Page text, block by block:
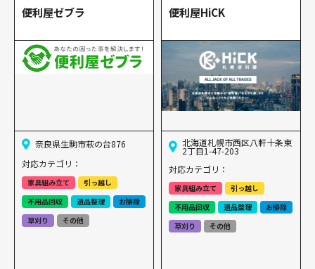
便利屋ゼブラ
奈良県生駒市萩の台876
対応カテゴリ：
家具組み立て
引っ越し
不用品回収
遺品整理
お掃除
草刈り
その他
便利屋HiCK
北海道札幌市西区八軒十条東
2丁目1-47-203
対応カテゴリ：
家具組み立て
引っ越し
不用品回収
遺品整理
お掃除
草刈り
その他